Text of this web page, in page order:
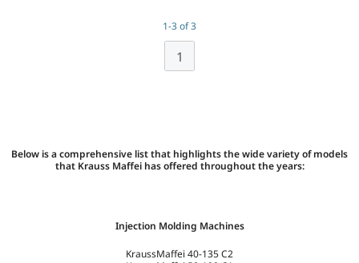
1-3 of 3
1
Below is a comprehensive list that highlights the wide variety of models
that Krauss Maffei has offered throughout the years:
Injection Molding Machines
KraussMaffei 40-135 C2